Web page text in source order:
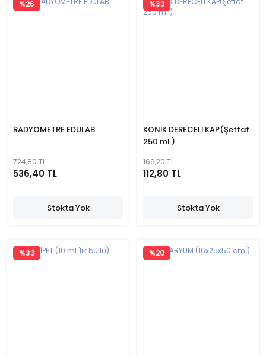
RADYOMETRE EDULAB
%26
724,80 TL
536,40 TL
Stokta Yok
KONİK DERECELİ KAP(Şeffaf
250 ml.)
%33
169,20 TL
112,80 TL
Stokta Yok
%33 %20